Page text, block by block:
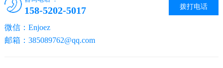
拨打电话
158-5202-5017
微信：Enjoez
邮箱：385089762@qq.com